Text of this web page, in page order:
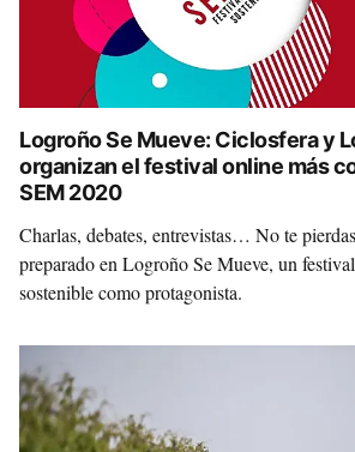
Logroño Se Mueve: Ciclosfera y
organizan el festival online más
SEM 2020
Charlas, debates, entrevistas… No te
preparado en Logroño Se Mueve, un
sostenible como protagonista.